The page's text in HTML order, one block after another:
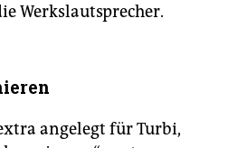
Werkslautsprecher.
angelegt für Turbi,